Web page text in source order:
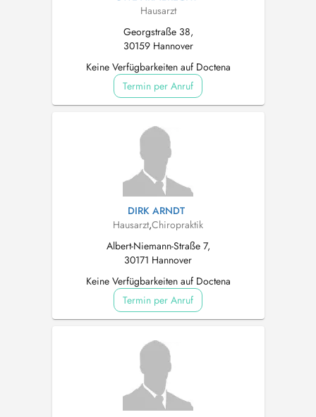
Hausarzt
Georgstraße 38,
30159 Hannover
Keine Verfügbarkeiten auf Doctena
Termin per Anruf
DIRK ARNDT
Hausarzt,Chiropraktik
Albert-Niemann-Straße 7,
30171 Hannover
Keine Verfügbarkeiten auf Doctena
Termin per Anruf